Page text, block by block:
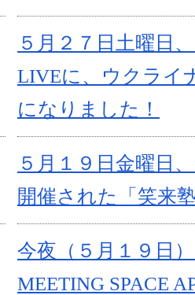
５月２７日土曜日
LIVEに、ウクライ
になりました！
５月１９日金曜日
開催された「笑来
今夜（５月１９日
MEETING SPACE